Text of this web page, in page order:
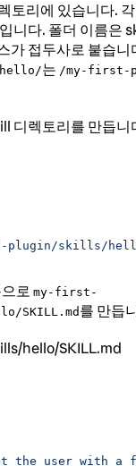
토리에 있습니다.
니다. 폴더 이름은
가 접두사로 붙습니
hello/는 /my-first-
디렉토리를 만듭니
plugin/skills/
로 my-first-
SKILL.md 를 만듭
hello/SKILL.md
the user with a